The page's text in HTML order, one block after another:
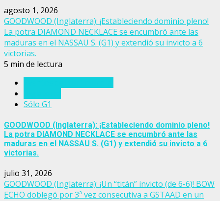
agosto 1, 2026
GOODWOOD (Inglaterra): ¡Estableciendo dominio pleno!
La potra DIAMOND NECKLACE se encumbró ante las
maduras en el NASSAU S. (G1) y extendió su invicto a 6
victorias.
5 min de lectura
Sólo G1
GOODWOOD (Inglaterra): ¡Estableciendo dominio pleno!
La potra DIAMOND NECKLACE se encumbró ante las
maduras en el NASSAU S. (G1) y extendió su invicto a 6
victorias.
julio 31, 2026
GOODWOOD (Inglaterra): ¡Un “titán” invicto (de 6-6)! BOW
ECHO doblegó por 3ª vez consecutiva a GSTAAD en un